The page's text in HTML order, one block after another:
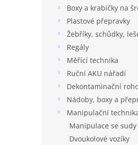
Boxy a krabičky na
Plastové přepravky
Žebříky, schůdky,
Regály
Měřící technika
Ruční AKU nářadí
Dekontaminační
Nádoby, boxy a
Manipulační
Manipulace se sudy
Dvoukolové vozíky